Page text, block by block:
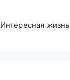
Интересная жизнь